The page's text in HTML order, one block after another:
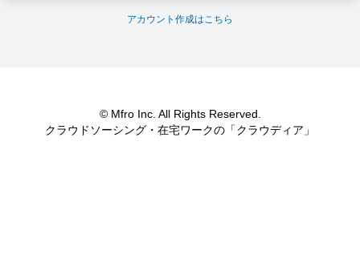
アカウント作成はこちら
© Mfro Inc. All Rights Reserved.
クラウドソーシング・在宅ワークの「クラウディア」